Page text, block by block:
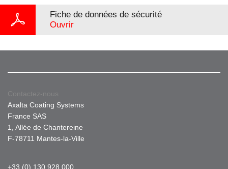
Fiche de données de sécurité
Ouvrir
Contactez-nous
Axalta Coating Systems
France SAS
1, Allée de Chantereine
F-78711 Mantes-la-Ville
+33 (0) 130 928 000